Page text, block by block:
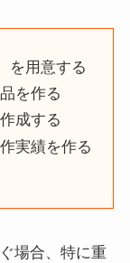
を用意する
を作る
成する
実績を作る
場合、特に重